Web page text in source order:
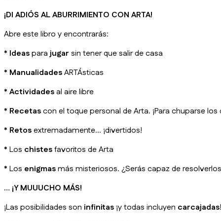
¡DI ADIÓS AL ABURRIMIENTO CON ARTA!
Abre este libro y encontrarás:
* Ideasparajugar sin tener que salir de casa
* ManualidadesARTÁsticas
*Actividadesal aire libre
* Recetascon el toque personal de Arta. ¡Para chuparse los
* Retosextremadamente… ¡divertidos!
* Los chistesfavoritos de Arta
* Los enigmasmás misteriosos. ¿Serás capaz de
… ¡Y MUUUCHO MÁS!
¡Las posibilidades son infinitas ¡y todas incluyen carcajadas!